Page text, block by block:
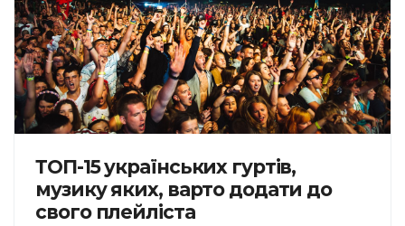
ТОП-15 українських гуртів,
музику яких, варто додати до
свого плейліста